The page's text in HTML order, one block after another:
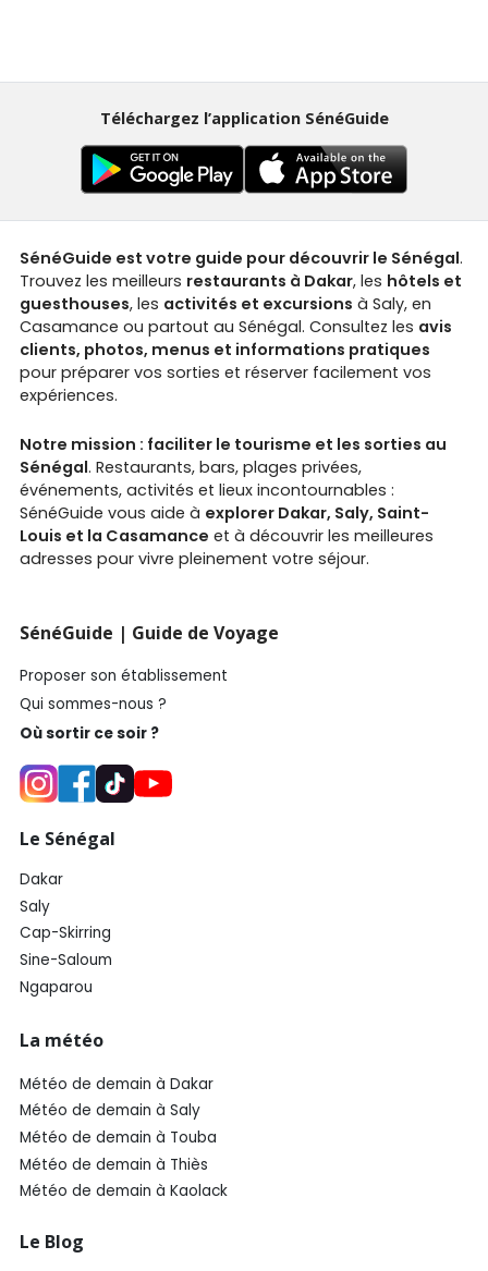
Téléchargez l’application SénéGuide
SénéGuide est votre guide pour découvrir le Sénégal.
Trouvez les meilleurs restaurants à Dakar, les hôtels et
guesthouses, les activités et excursions à Saly, en
Casamance ou partout au Sénégal. Consultez les avis
clients, photos, menus et informations pratiques
pour préparer vos sorties et réserver facilement vos
expériences.
Notre mission : faciliter le tourisme et les sorties au
Sénégal. Restaurants, bars, plages privées,
événements, activités et lieux incontournables :
SénéGuide vous aide à explorer Dakar, Saly, Saint-
Louis et la Casamance et à découvrir les meilleures
adresses pour vivre pleinement votre séjour.
SénéGuide | Guide de Voyage
Proposer son établissement
Qui sommes-nous ?
Où sortir ce soir ?
Le Sénégal
Dakar
Saly
Cap-Skirring
Sine-Saloum
Ngaparou
La météo
Météo de demain à Dakar
Météo de demain à Saly
Météo de demain à Touba
Météo de demain à Thiès
Météo de demain à Kaolack
Le Blog